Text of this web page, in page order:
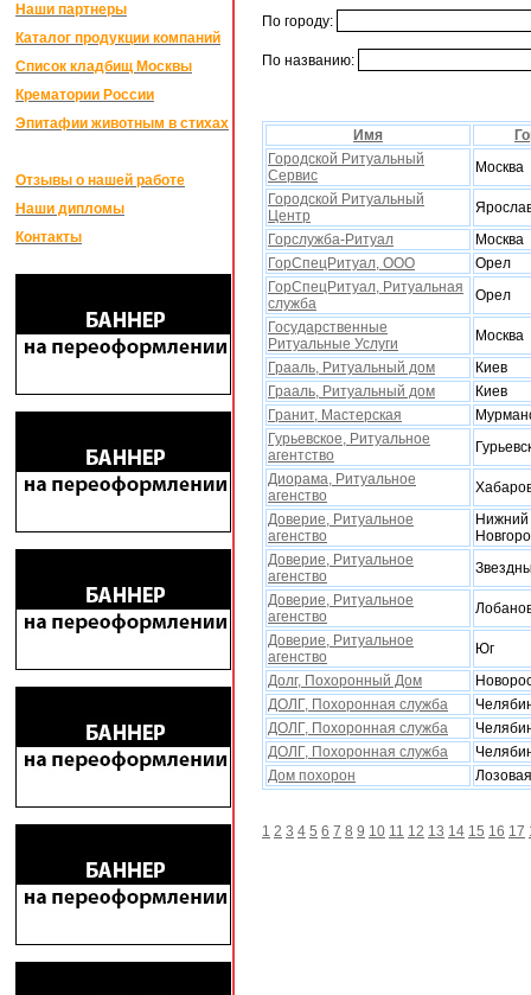
Наши партнеры
Каталог продукции компаний
Список кладбищ Москвы
Крематории России
Эпитафии животным в стихах
Отзывы о нашей работе
Наши дипломы
Контакты
По городу:
По названию:
Имя
Городской Ритуальный
Сервис
Москва
Городской Ритуальный
Центр
Горслужба-Ритуал
Москва
ГорСпецРитуал, ООО
Орел
ГорСпецРитуал, Ритуальная
служба
Орел
Государственные
Ритуальные Услуги
Москва
Грааль, Ритуальный дом
Киев
Грааль, Ритуальный дом
Киев
Гранит, Мастерская
Гурьевское, Ритуальное
агентство
Диорама, Ритуальное
агенство
Доверие, Ритуальное
агенство
Нижний
Доверие, Ритуальное
агенство
Доверие, Ритуальное
агенство
Доверие, Ритуальное
агенство
Юг
Долг, Поxоронный Дом
ДОЛГ, Похоронная служба
ДОЛГ, Похоронная служба
ДОЛГ, Похоронная служба
Дом поxорон
Лозовая
1 2 3 4 5 6 7 8 9 10 11 12 13 14 15 16 17